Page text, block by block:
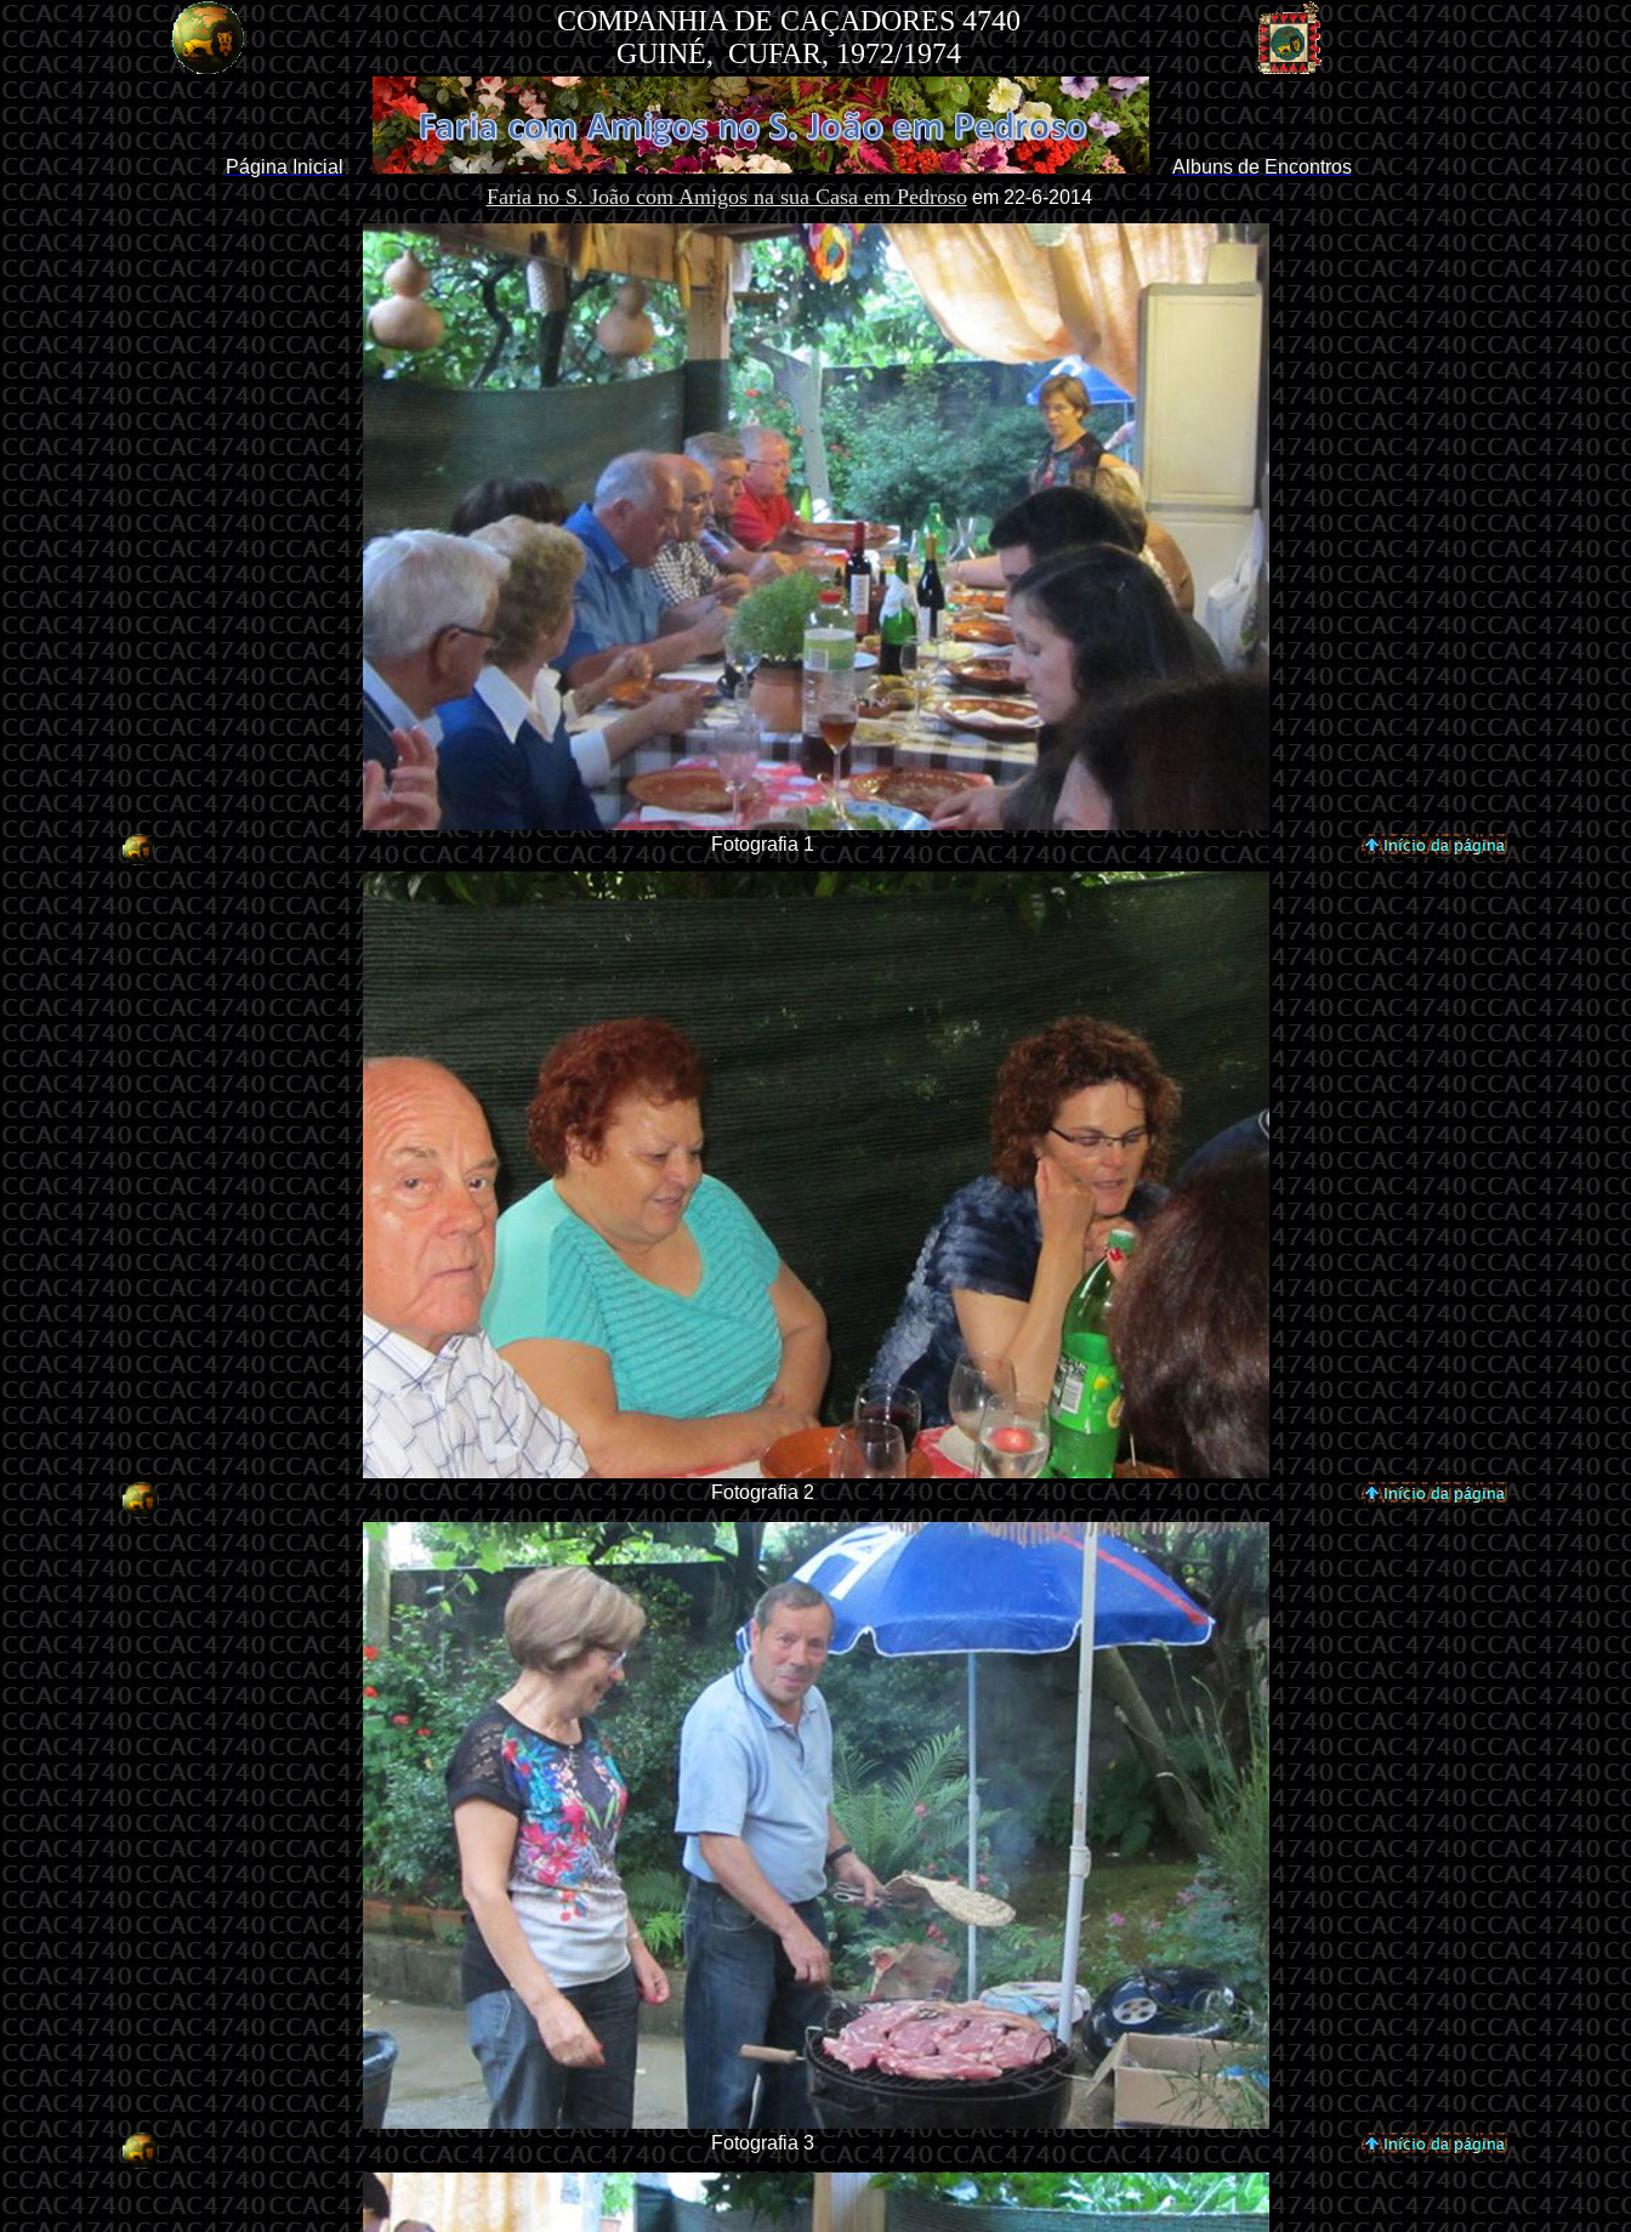
COMPANHIA DE CAÇADORES 4740
GUINÉ, CUFAR, 1972/1974
Página Inicial Albuns de Encontros
Faria no S. João com Amigos na sua Casa em Pedrosoem 22-6-2014
Fotografia 1
Fotografia 2
Fotografia 3